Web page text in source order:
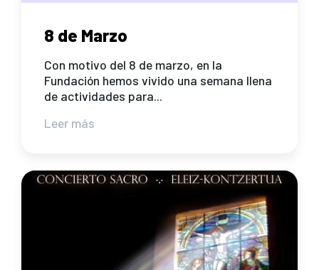
8 de Marzo
Con motivo del 8 de marzo, en la
Fundación hemos vivido una semana llena
de actividades para...
Leer más